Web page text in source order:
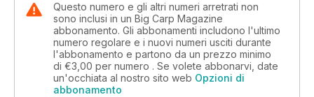
Questo numero e gli altri numeri arretrati non
sono inclusi in un Big Carp Magazine
abbonamento. Gli abbonamenti includono l'ultimo
numero regolare e i nuovi numeri usciti durante
l'abbonamento e partono da un prezzo minimo
di €3,00 per numero . Se volete abbonarvi, date
un'occhiata al nostro sito web Opzioni di
abbonamento